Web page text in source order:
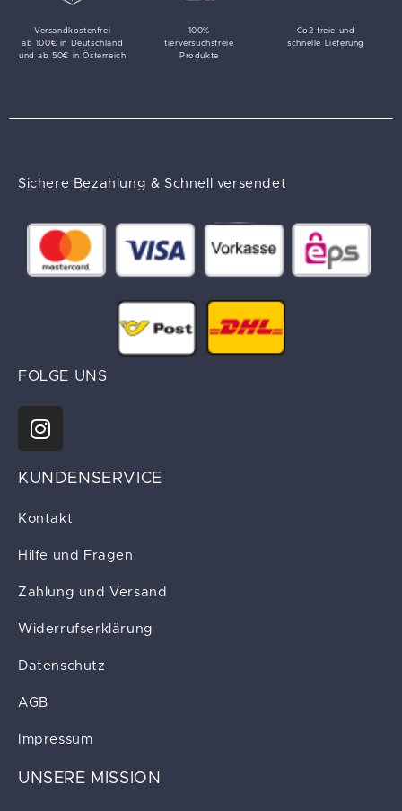
Versandkostenfrei
ab 100€ in Deutschland
und ab 50€ in Österreich
100%
tierversuchsfreie
Produkte
Co2 freie und
schnelle Lieferung
Sichere Bezahlung & Schnell versendet
FOLGE UNS
KUNDENSERVICE
Kontakt
Hilfe und Fragen
Zahlung und Versand
Widerrufserklärung
Datenschutz
AGB
Impressum
UNSERE MISSION